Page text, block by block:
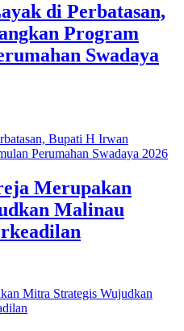
di Perbatasan,
Program
Swadaya
Merupakan
Malinau